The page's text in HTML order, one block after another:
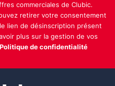
commerciales de Clubic.
retirer votre consentement
lien de désinscription présent
plus sur la gestion de vos
Politique de confidentialité